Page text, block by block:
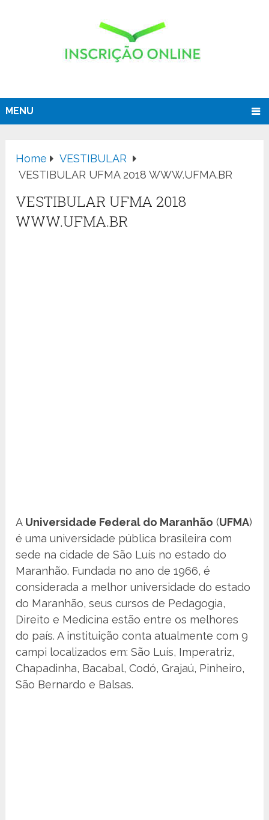
MENU
Home
VESTIBULAR
VESTIBULAR UFMA 2018 WWW.UFMA.BR
VESTIBULAR UFMA 2018
WWW.UFMA.BR
A Universidade Federal do Maranhão (UFMA)
é uma universidade pública brasileira com
sede na cidade de São Luís no estado do
Maranhão. Fundada no ano de 1966, é
considerada a melhor universidade do estado
do Maranhão, seus cursos de Pedagogia,
Direito e Medicina estão entre os melhores
do país. A instituição conta atualmente com 9
campi localizados em: São Luís, Imperatriz,
Chapadinha, Bacabal, Codó, Grajaú, Pinheiro,
São Bernardo e Balsas.